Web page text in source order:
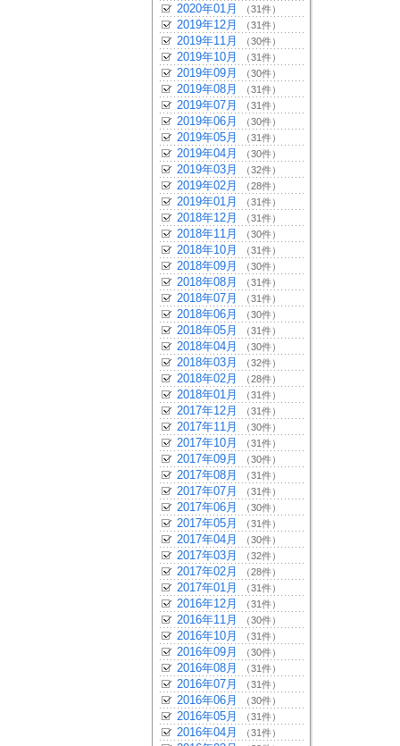
2020年01月 （31件）
2019年12月 （31件）
2019年11月 （30件）
2019年10月 （31件）
2019年09月 （30件）
2019年08月 （31件）
2019年07月 （31件）
2019年06月 （30件）
2019年05月 （31件）
2019年04月 （30件）
2019年03月 （32件）
2019年02月 （28件）
2019年01月 （31件）
2018年12月 （31件）
2018年11月 （30件）
2018年10月 （31件）
2018年09月 （30件）
2018年08月 （31件）
2018年07月 （31件）
2018年06月 （30件）
2018年05月 （31件）
2018年04月 （30件）
2018年03月 （32件）
2018年02月 （28件）
2018年01月 （31件）
2017年12月 （31件）
2017年11月 （30件）
2017年10月 （31件）
2017年09月 （30件）
2017年08月 （31件）
2017年07月 （31件）
2017年06月 （30件）
2017年05月 （31件）
2017年04月 （30件）
2017年03月 （32件）
2017年02月 （28件）
2017年01月 （31件）
2016年12月 （31件）
2016年11月 （30件）
2016年10月 （31件）
2016年09月 （30件）
2016年08月 （31件）
2016年07月 （31件）
2016年06月 （30件）
2016年05月 （31件）
2016年04月 （31件）